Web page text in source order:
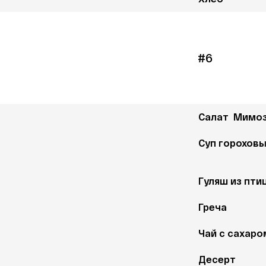
#6
Салат
Суп
Гуляш из
Греча
Чай с
Десерт